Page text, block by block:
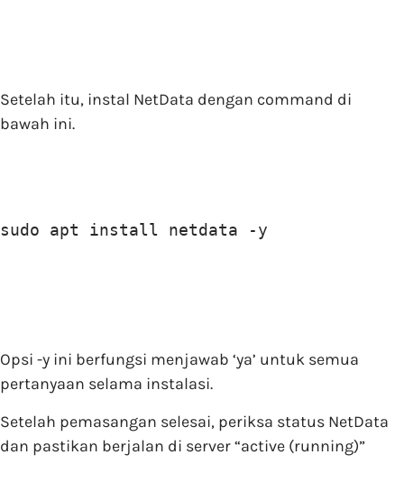
Setelah itu, instal NetData dengan command di
bawah ini.
sudo apt install netdata -y
Opsi -y ini berfungsi menjawab ‘ya’ untuk semua
pertanyaan selama instalasi.
Setelah pemasangan selesai, periksa status NetData
dan pastikan berjalan di server “active (running)”